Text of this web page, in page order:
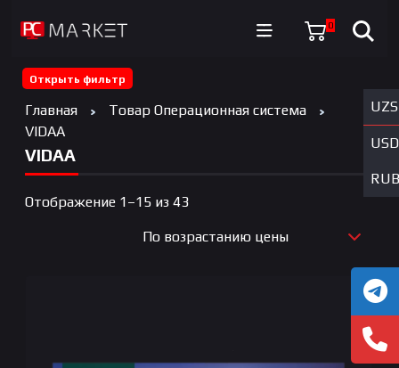
0
UZS
USD
RUB
Открыть фильтр
Главная
Товар Операционная система
VIDAA
VIDAA
Отображение 1–15 из 43Цены:
возрастанию
По возрастанию цены